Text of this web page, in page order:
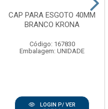
CAP PARA ESGOTO 40MM
BRANCO KRONA
Código: 167830
Embalagem: UNIDADE
LOGIN P/ VER